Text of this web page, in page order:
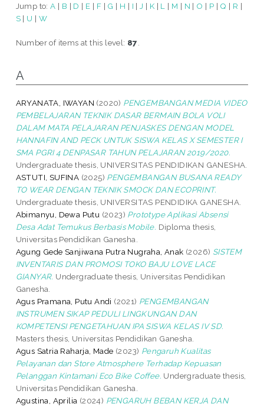
Jump to:A | B | D | E | F | G | H | I | J | K | L | M | N | O | P | Q | R |
S | U | W
Number of items at this level: 87
A
ARYANATA, IWAYAN (2020) PENGEMBANGAN MEDIA VIDEO
PEMBELAJARAN TEKNIK DASAR BERMAIN BOLA VOLI
DALAM MATA PELAJARAN PENJASKES DENGAN MODEL
HANNAFIN AND PECK UNTUK SISWA KELAS X SEMESTER I
SMA PGRI 4 DENPASAR TAHUN PELAJARAN 2019/2020.
Undergraduate thesis, UNIVERSITAS PENDIDIKAN GANESHA.
ASTUTI, SUFINA (2025) PENGEMBANGAN BUSANA READY
TO WEAR DENGAN TEKNIK SMOCK DAN ECOPRINT.
Undergraduate thesis, UNIVERSITAS PENDIDIKA GANESHA.
Abimanyu, Dewa Putu (2023) Prototype Aplikasi Absensi
Desa Adat Temukus Berbasis Mobile. Diploma thesis,
Universitas Pendidikan Ganesha.
Agung Gede Sanjiwana Putra Nugraha, Anak (2026) SISTEM
INVENTARIS DAN PROMOSI TOKO BAJU LOVE LACE
GIANYAR. Undergraduate thesis, Universitas Pendidikan
Ganesha.
Agus Pramana, Putu Andi (2021) PENGEMBANGAN
INSTRUMEN SIKAP PEDULI LINGKUNGAN DAN
KOMPETENSI PENGETAHUAN IPA SISWA KELAS IV SD.
Masters thesis, Universitas Pendidikan Ganesha.
Agus Satria Raharja, Made (2023) Pengaruh Kualitas
Pelayanan dan Store Atmosphere Terhadap Kepuasan
Pelanggan Kintamani Eco Bike Coffee. Undergraduate thesis,
Universitas Pendidikan Ganesha.
Agustina, Aprilia (2024) PENGARUH BEBAN KERJA DAN